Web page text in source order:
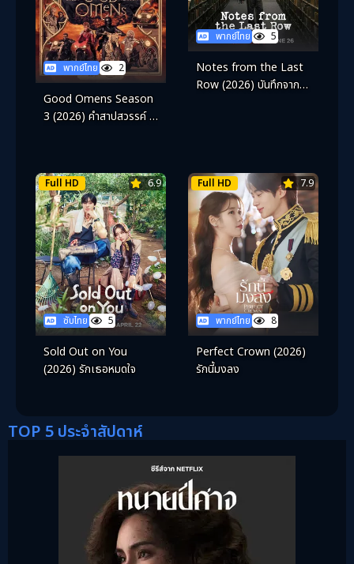
พากย์ไทย 2
Good Omens Season
3 (2026) คำสาปสวรรค์ ซี
พากย์ไทย 5
Notes from the Last
Row (2026) บันทึกจาก
Full HD 6.9
ซับไทย 5
Sold Out on You
(2026) รักเธอหมดใจ
Full HD 7.9
พากย์ไทย 8
Perfect Crown (2026)
รักนี้มงลง
TOP 5 ประจำสัปดาห์